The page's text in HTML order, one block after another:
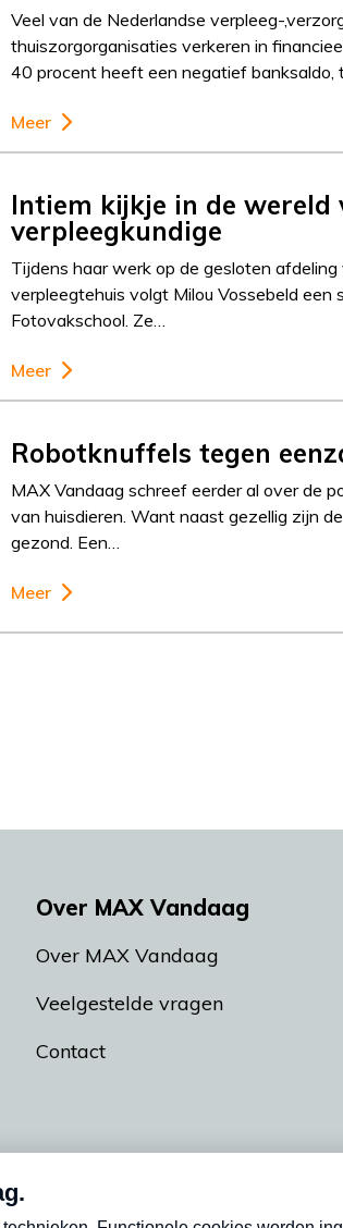
Veel van de Nederlandse verpleeg-
thuiszorgorganisaties verkeren in
40 procent heeft een negatief banksaldo,
Meer
Intiem kijkje in de wereld
verpleegkundige
Tijdens haar werk op de gesloten
verpleegtehuis volgt Milou Vossebeld een
Fotovakschool. Ze…
Meer
Robotknuffels tegen
MAX Vandaag schreef eerder al over de
van huisdieren. Want naast gezellig zijn
gezond. Een…
Meer
Over MAX Vandaag
Over MAX Vandaag
Veelgestelde vragen
Contact